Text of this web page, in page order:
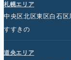
札幌エリア
中央区北区東区白石区
すすきの
道央エリア